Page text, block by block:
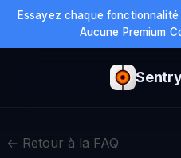
Essayez chaque
Aucune Premium
← Retour à la FAQ